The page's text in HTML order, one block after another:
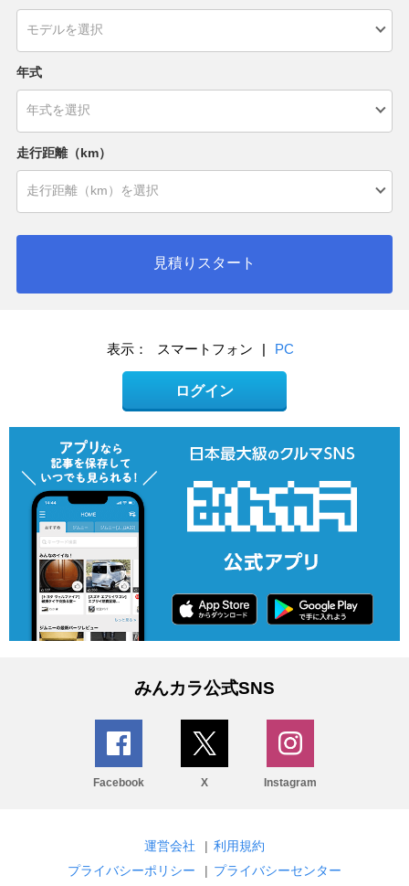
年式
走行距離（km）
見積りスタート
表示： スマートフォン | PC
ログイン
みんカラ公式SNS
Facebook X Instagram
運営会社 | 利用規約
プライバシーポリシー
| プライバシーセンター